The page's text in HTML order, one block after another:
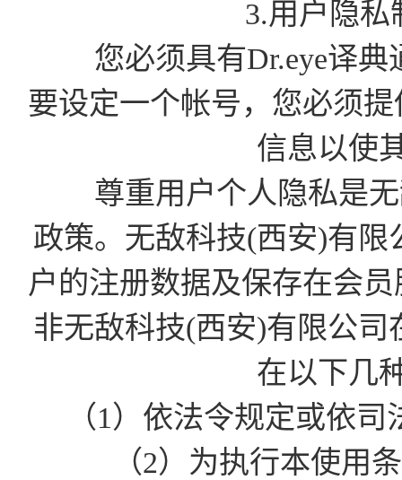
3.用户隐私
您必须具有Dr.eye译典
要设定一个帐号，您必须
信息以使
尊重用户个人隐私是无
政策。无敌科技(西安)有
户的注册数据及保存在会
非无敌科技(西安)有限公
在以下几
（1）依法令规定或依
（2）为执行本使用